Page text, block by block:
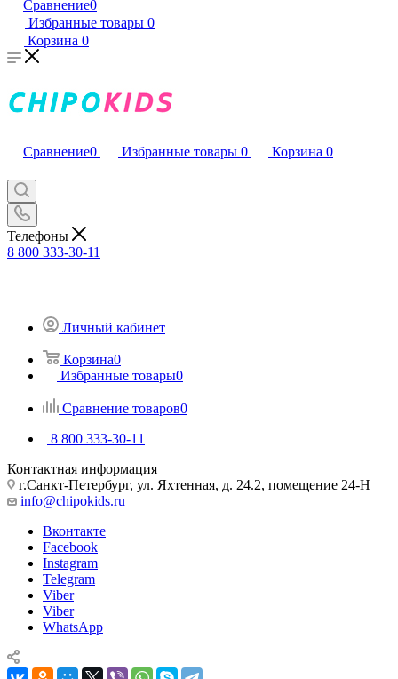
Сравнение0
Избранные товары 0
Корзина 0
Сравнение0 Избранные товары 0 Корзина 0
Телефоны
8 800 333-30-11
Личный кабинет
Корзина0
Избранные товары0
Сравнение товаров0
8 800 333-30-11
Контактная информация
г.Санкт-Петербург, ул. Яхтенная, д. 24.2, помещение 24-Н
info@chipokids.ru
Вконтакте
Facebook
Instagram
Telegram
Viber
Viber
WhatsApp